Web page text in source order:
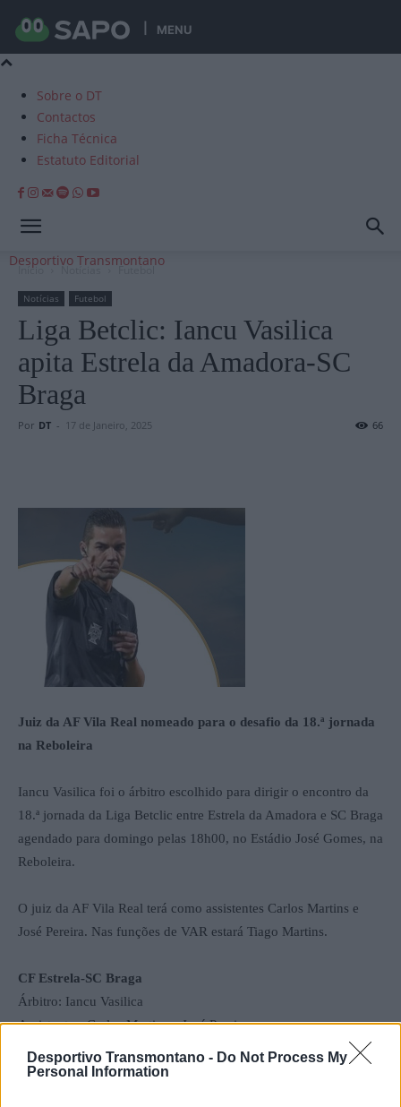
Desportivo Transmontano - Do Not Process My
Personal Information
MENU
Sobre o DT
Contactos
Ficha Técnica
Estatuto Editorial
Desportivo Transmontano
Início Notícias Futebol
Notícias Futebol
Liga Betclic: Iancu Vasilica
apita Estrela da Amadora-SC
Braga
Por DT - 17 de Janeiro, 2025 66
Juiz da AF Vila Real nomeado para o desafio da 18.ª jornada
na Reboleira
Iancu Vasilica foi o árbitro escolhido para dirigir o encontro da
18.ª jornada da Liga Betclic entre Estrela da Amadora e SC Braga
agendado para domingo pelas 18h00, no Estádio José Gomes, na
Reboleira.
O juiz da AF Vila Real terá como assistentes Carlos Martins e
José Pereira. Nas funções de VAR estará Tiago Martins.
CF Estrela-SC Braga
Árbitro: Iancu Vasilica
Assistentes: Carlos Martins e José Pereira
VAR: Tiago Martins